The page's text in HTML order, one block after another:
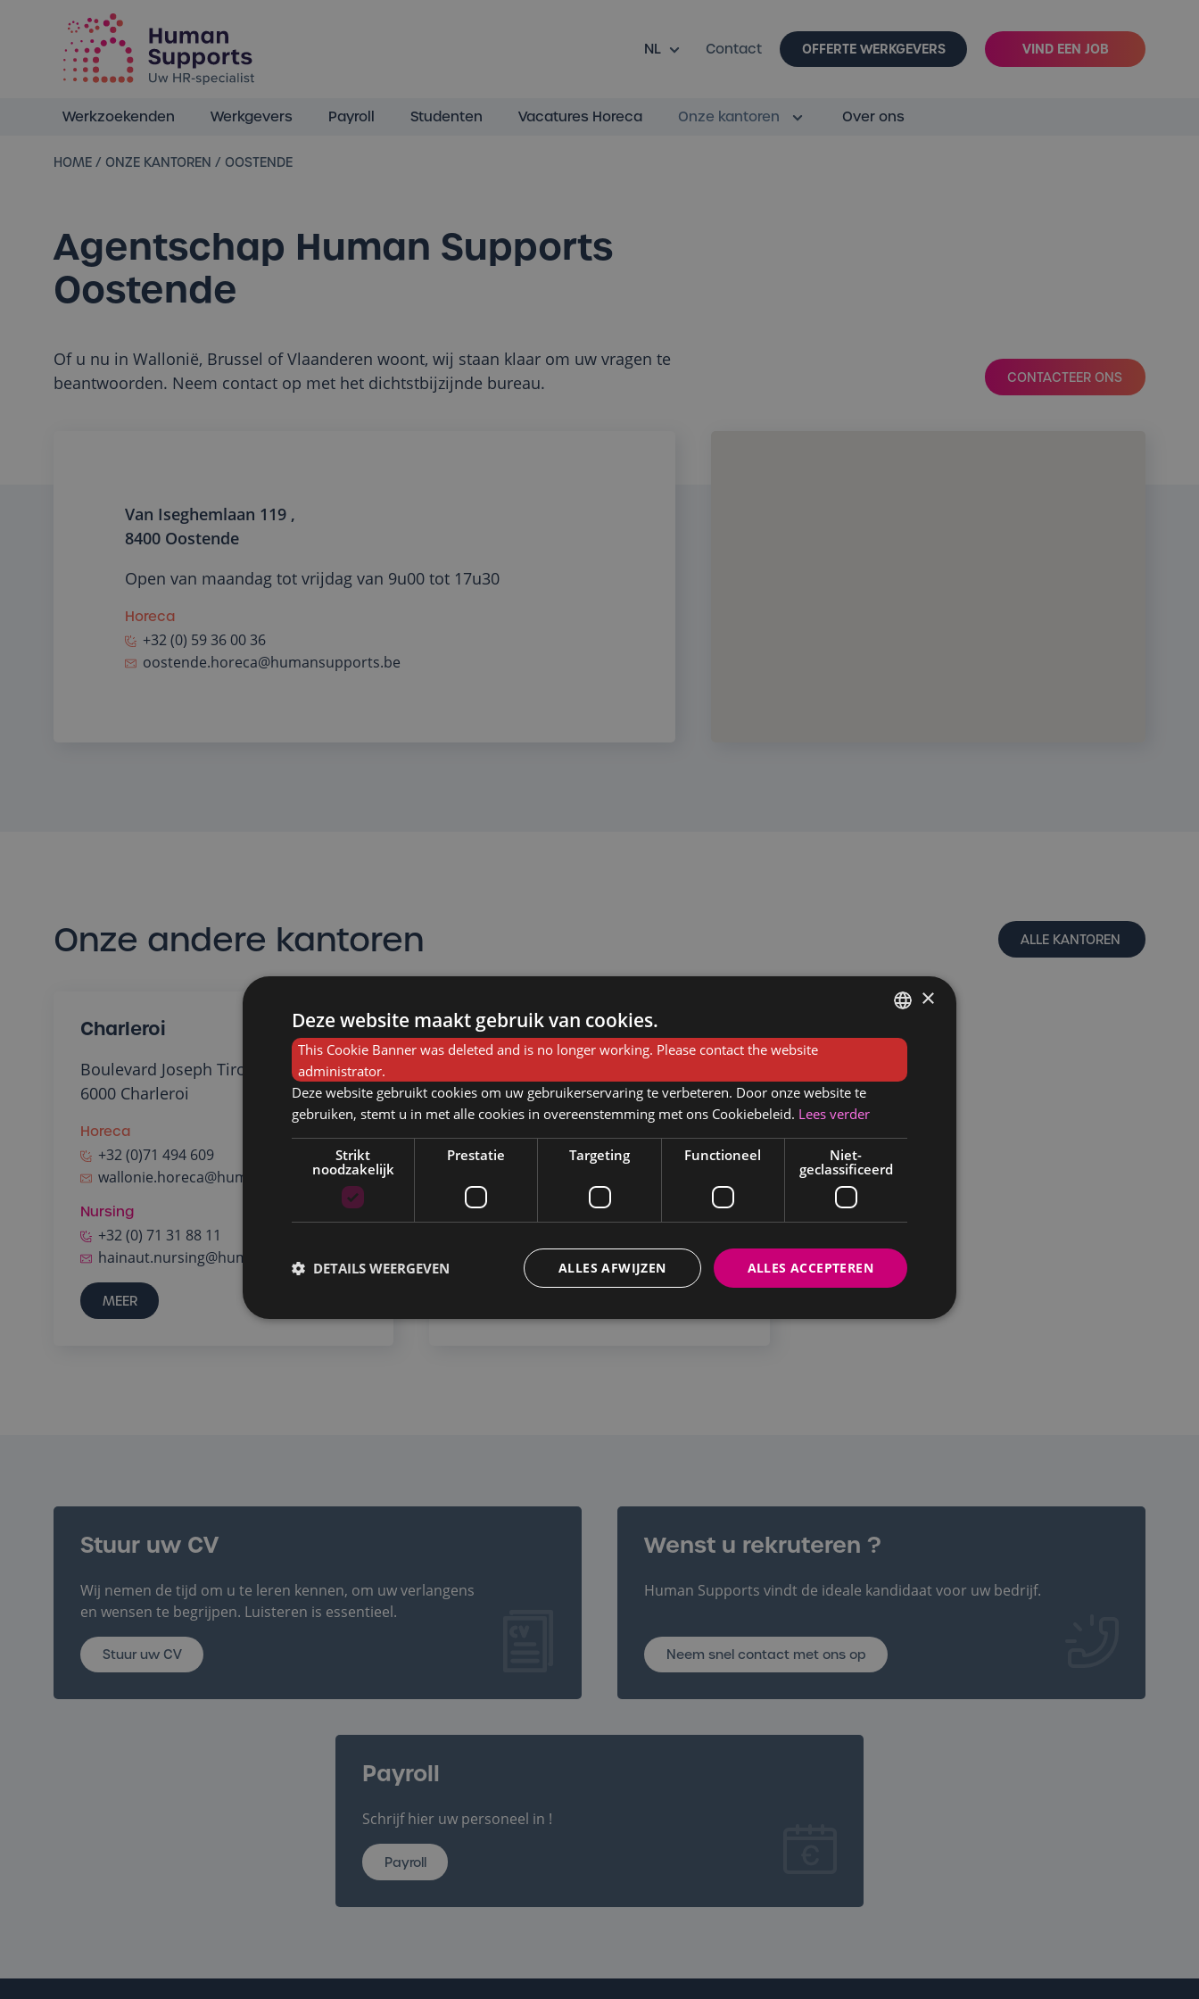
Votre spécialiste en ressources humaines dans l’Horeca
NL Contact OFFERTE WERKGEVERS VIND EEN JOB
Werkzoekenden Werkgevers Payroll Studenten Vacatures Horeca Onze kantoren Over ons
HOME / ONZE KANTOREN / OOSTENDE
Agentschap Human Supports
Oostende
Of u nu in Wallonië, Brussel of Vlaanderen woont, wij staan klaar om uw vragen te
beantwoorden. Neem contact op met het dichtstbijzijnde bureau.
CONTACTEER ONS
Van Iseghemlaan 119 ,
8400 Oostende
Open van maandag tot vrijdag van 9u00 tot 17u30
Horeca
+32 (0) 59 36 00 36
oostende.horeca@humansupports.be
Onze andere kantoren
Charleroi
Boulevard Joseph Tirou 203,
6000 Charleroi
Horeca
+32 (0)71 494 609
wallonie.horeca@humansupports.be
Nursing
+32 (0) 71 31 88 11
hainaut.nursing@humansupports.be
MEER
Brussel
1060 Brussel
+32 (0)2 669 97 77
ALLE KANTOREN
Stuur uw CV
Stuur uw CV
Wij nemen de tijd om u te leren kennen, om uw verlangens
en wensen te begrijpen. Luisteren is essentieel.
Stuur uw CV
Neem snel contact met ons op
Wenst u rekruteren ?
Human Supports vindt de ideale kandidaat voor uw bedrijf.
Neem snel contact met ons op
Payroll
Payroll
Schrijf hier uw personeel in !
Payroll
FRENCH
DUTCH
×
Deze website maakt gebruik van cookies.
This Cookie Banner was deleted and is no longer working. Please contact the website
administrator.
Deze website gebruikt cookies om uw gebruikerservaring te verbeteren. Door onze website te
gebruiken, stemt u in met alle cookies in overeenstemming met ons Cookiebeleid. Lees verder
Strikt
noodzakelijk
Prestatie Targeting Functioneel
Niet-
geclassificeerd
ALLES ACCEPTEREN
ALLES AFWIJZEN
DETAILS WEERGEVEN